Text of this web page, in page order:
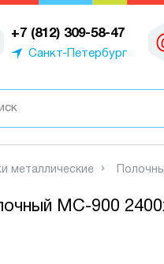
+7 (812) 309-58-47
Санкт-Петербург
металлические
МС-900